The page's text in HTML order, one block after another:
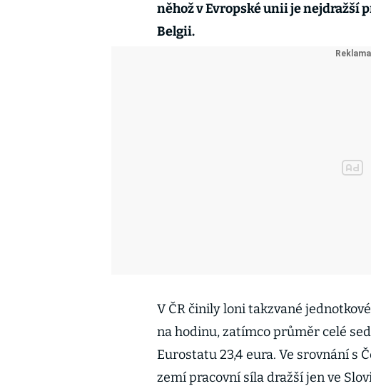
něhož v Evropské unii je nejdražší
Belgii.
V ČR činily loni takzvané
na hodinu, zatímco průměr celé
Eurostatu 23,4 eura. Ve srovnání s
zemí pracovní síla dražší jen ve